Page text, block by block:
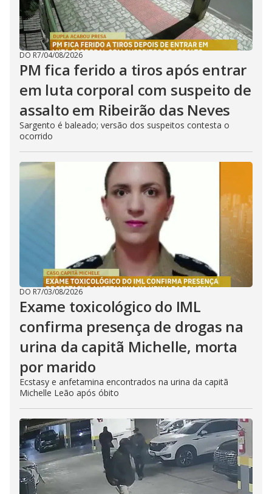
DO R7/04/08/2026
PM fica ferido a tiros após entrar
em luta corporal com suspeito de
assalto em Ribeirão das Neves
Sargento é baleado; versão dos suspeitos contesta o
ocorrido
DO R7/03/08/2026
Exame toxicológico do IML
confirma presença de drogas na
urina da capitã Michelle, morta
por marido
Ecstasy e anfetamina encontrados na urina da capitã
Michelle Leão após óbito